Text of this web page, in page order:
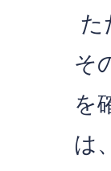
た
そ
を
は